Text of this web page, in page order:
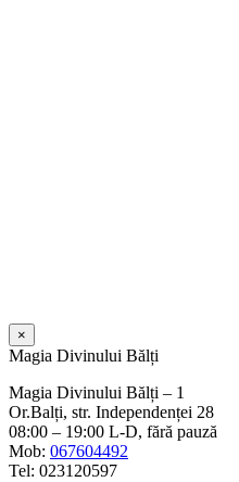
×
Magia Divinului Bălți
Magia Divinului Bălți – 1
Or.Balți, str. Independenței 28
08:00 – 19:00 L-D, fără pauză
Mob: 067604492
Tel: 023120597